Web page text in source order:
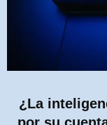
¿La
por su